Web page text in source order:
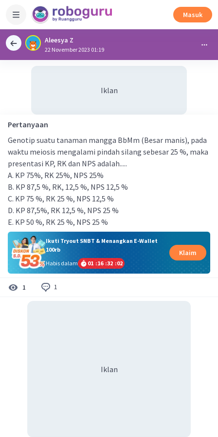
Masuk
Aleesya Z
22 November 2023 01:19
Iklan
Pertanyaan
Genotip suatu tanaman mangga BbMm (Besar manis), pada
waktu meiosis mengalami pindah silang sebesar 25 %, maka
presentasi KP, RK dan NPS adalah.....
A. KP 75%, RK 25%, NPS 25%
B. KP 87,5 %, RK, 12,5 %, NPS 12,5 %
C. KP 75 %, RK 25 %, NPS 12,5 %
D. KP 87,5%, RK 12,5 %, NPS 25 %
E. KP 50 %, RK 25 %, NPS 25 %
Ikuti Tryout SNBT & Menangkan E-Wallet
100rb
Habis dalam
01 :16 :32 :01
Klaim
1 1
Iklan